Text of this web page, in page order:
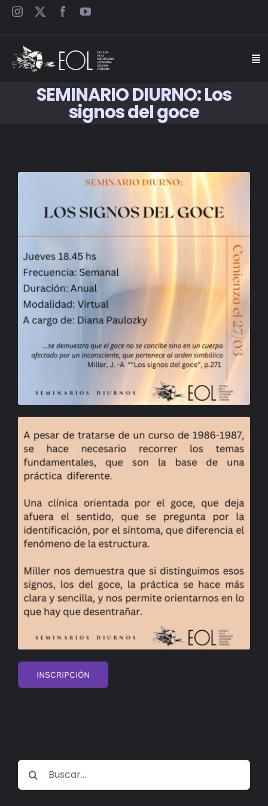
Saltar
INICIO
SEMINARIOS
JORNADAS
CARTELES
BIBLIOTECA
RED EOL
MEDIODICHO
ACTUALIDAD
SEMINARIO DIURNO: Los
signos del goce
INSCRIPCIÓN
Buscar: